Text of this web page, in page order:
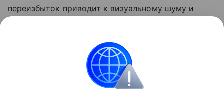
переизбыток приводит к визуальному шуму и
декоративных элементов, чтобы создать стильный
и целостный образ.